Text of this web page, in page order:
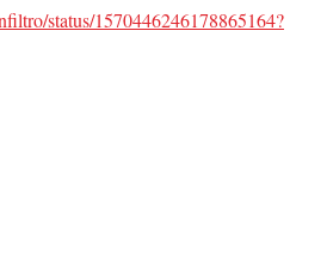
status/1570446246178865164?